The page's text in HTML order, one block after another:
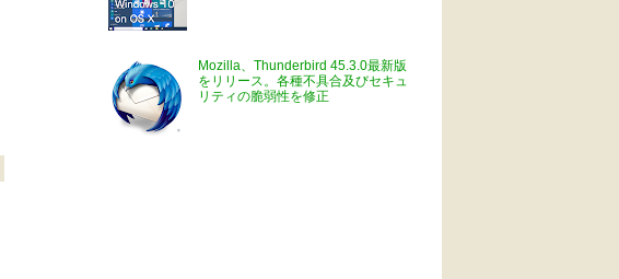
Mozilla、Thunderbird 45.3.0最新版
をリリース。各種不具合及びセキュ
リティの脆弱性を修正